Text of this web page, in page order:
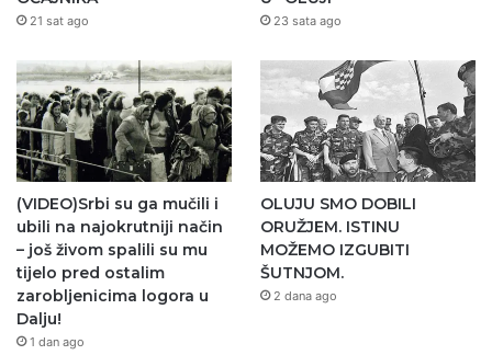
21 sat ago 23 sata ago
(VIDEO)Srbi su ga mučili i
ubili na najokrutniji način
– još živom spalili su mu
tijelo pred ostalim
zarobljenicima logora u
Dalju!
1 dan ago
OLUJU SMO DOBILI
ORUŽJEM. ISTINU
MOŽEMO IZGUBITI
ŠUTNJOM.
2 dana ago